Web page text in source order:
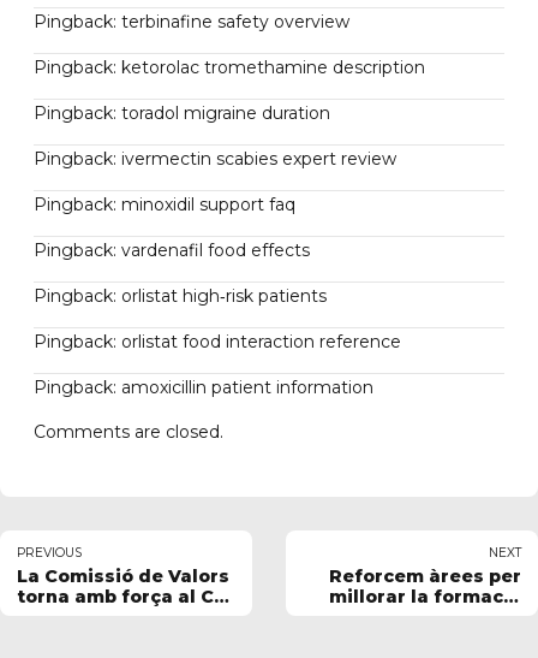
Pingback: terbinafine safety overview
Pingback: ketorolac tromethamine description
Pingback: toradol migraine duration
Pingback: ivermectin scabies expert review
Pingback: minoxidil support faq
Pingback: vardenafil food effects
Pingback: orlistat high‑risk patients
Pingback: orlistat food interaction reference
Pingback: amoxicillin patient information
Comments are closed.
PREVIOUS
La Comissió de Valors
torna amb força al CF
NEXT
Reforcem àrees per
millorar la formació